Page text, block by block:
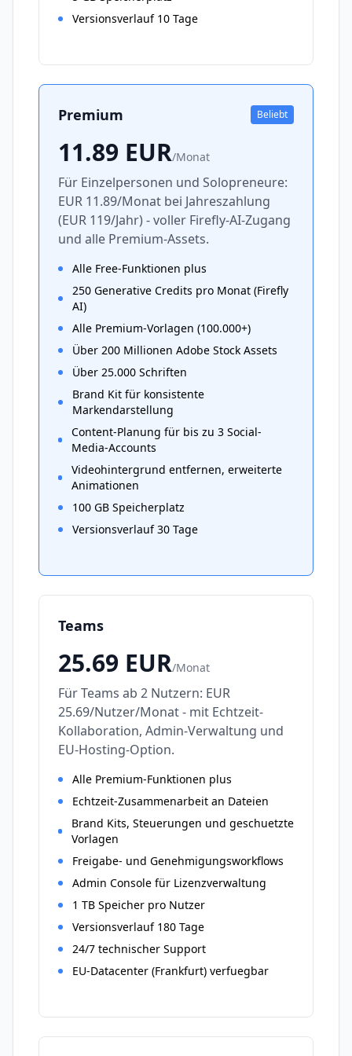
Versionsverlauf 10 Tage
Premium Beliebt
11.89 EUR/Monat
Für Einzelpersonen und Solopreneure:
EUR 11.89/Monat bei Jahreszahlung
(EUR 119/Jahr) - voller Firefly-AI-Zugang
und alle Premium-Assets.
Alle Free-Funktionen plus
250 Generative Credits pro Monat (Firefly
AI)
Alle Premium-Vorlagen (100.000+)
Über 200 Millionen Adobe Stock Assets
Über 25.000 Schriften
Brand Kit für konsistente
Markendarstellung
Content-Planung für bis zu 3 Social-
Media-Accounts
Videohintergrund entfernen, erweiterte
Animationen
100 GB Speicherplatz
Versionsverlauf 30 Tage
Teams
25.69 EUR/Monat
Für Teams ab 2 Nutzern: EUR
25.69/Nutzer/Monat - mit Echtzeit-
Kollaboration, Admin-Verwaltung und
EU-Hosting-Option.
Alle Premium-Funktionen plus
Echtzeit-Zusammenarbeit an Dateien
Brand Kits, Steuerungen und geschuetzte
Vorlagen
Freigabe- und Genehmigungsworkflows
Admin Console für Lizenzverwaltung
1 TB Speicher pro Nutzer
Versionsverlauf 180 Tage
24/7 technischer Support
EU-Datacenter (Frankfurt) verfuegbar